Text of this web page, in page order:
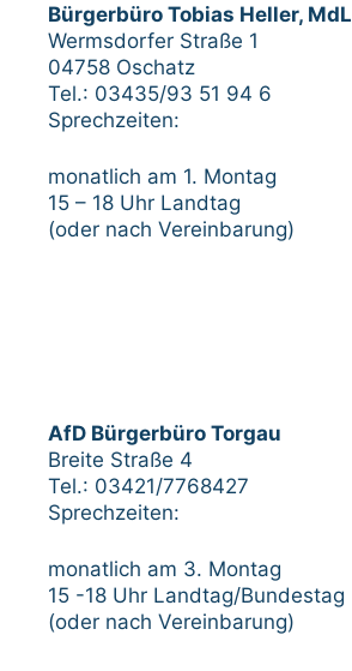
Bürgerbüro Tobias Heller, MdL
Wermsdorfer Straße 1
04758 Oschatz
Tel.: 03435/93 51 94 6
Sprechzeiten:
monatlich am 1. Montag
15 – 18 Uhr Landtag
(oder nach Vereinbarung)
AfD Bürgerbüro Torgau
Breite Straße 4
Tel.: 03421/7768427
Sprechzeiten:
monatlich am 3. Montag
15 -18 Uhr Landtag/Bundestag
(oder nach Vereinbarung)